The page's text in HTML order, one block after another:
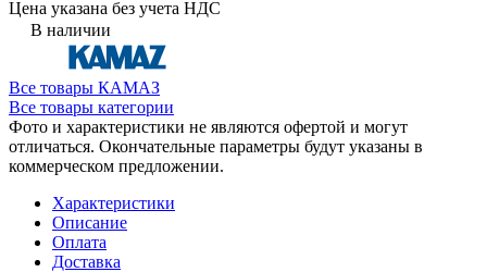
Цена указана без учета НДС
В наличии
Все товары КАМАЗ
Все товары категории
Фото и характеристики не являются офертой и могут
отличаться. Окончательные параметры будут указаны в
коммерческом предложении.
Характеристики
Описание
Оплата
Доставка